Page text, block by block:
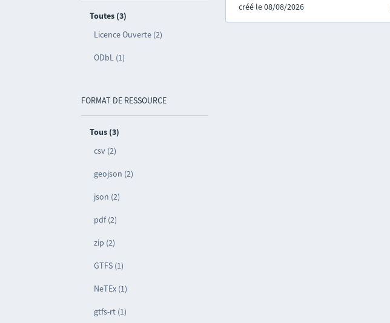
Toutes (3)
Licence Ouverte (2)
ODbL (1)
FORMAT DE RESSOURCE
Tous (3)
csv (2)
geojson (2)
json (2)
pdf (2)
zip (2)
GTFS (1)
NeTEx (1)
gtfs-rt (1)
créé le 08/08/2026